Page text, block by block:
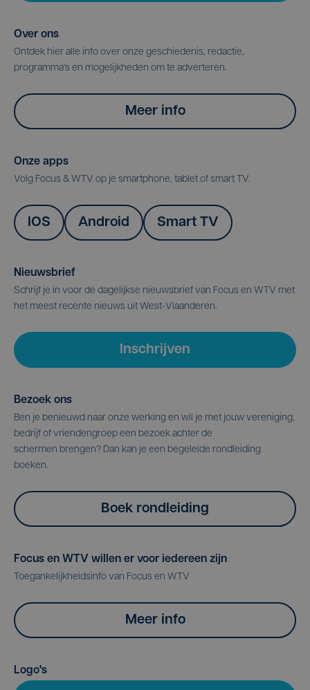
Over ons
Ontdek hier alle info over onze geschiedenis, redactie,
programma's en mogelijkheden om te adverteren.
Meer info
Onze apps
Volg Focus & WTV op je smartphone, tablet of smart TV.
IOS Android Smart TV
Nieuwsbrief
Schrijf je in voor de dagelijkse nieuwsbrief van Focus en WTV met
het meest recente nieuws uit West-Vlaanderen.
Inschrijven
Bezoek ons
Ben je benieuwd naar onze werking en wil je met jouw vereniging,
bedrijf of vriendengroep een bezoek achter de
schermen brengen? Dan kan je een begeleide rondleiding
boeken.
Boek rondleiding
Focus en WTV willen er voor iedereen zijn
Toegankelijkheidsinfo van Focus en WTV
Meer info
Logo's